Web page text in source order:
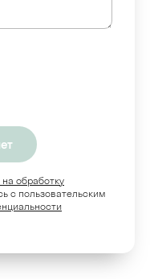
c пользовательским